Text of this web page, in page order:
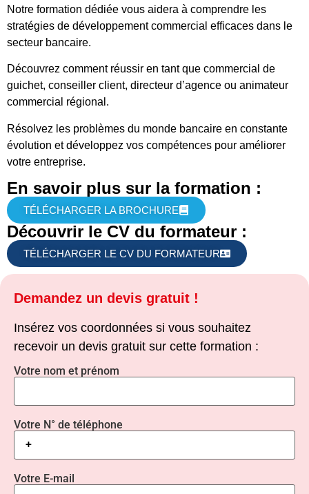
Notre formation dédiée vous aidera à comprendre les
stratégies de développement commercial efficaces dans le
secteur bancaire.
Découvrez comment réussir en tant que commercial de
guichet, conseiller client, directeur d’agence ou animateur
commercial régional.
Résolvez les problèmes du monde bancaire en constante
évolution et développez vos compétences pour améliorer
votre entreprise.
En savoir plus sur la formation :
TÉLÉCHARGER LA BROCHURE
Découvrir le CV du formateur :
TÉLÉCHARGER LE CV DU FORMATEUR
Demandez un devis gratuit !
Insérez vos coordonnées si vous souhaitez
recevoir un devis gratuit sur cette formation :
Votre nom et prénom
Votre N° de téléphone
Votre E-mail